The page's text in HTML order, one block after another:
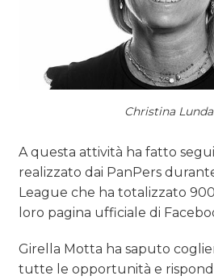
Christina
A questa attività ha fatto
realizzato dai PanPers
League che ha totalizzato
loro pagina ufficiale di
Girella Motta ha saputo
tutte le opportunità e